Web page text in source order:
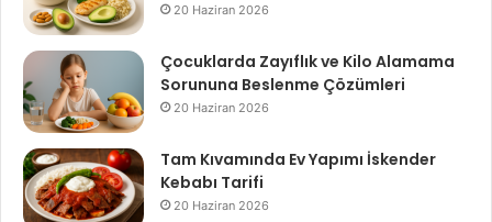
20 Haziran 2026
Çocuklarda Zayıflık ve Kilo Alamama
Sorununa Beslenme Çözümleri
20 Haziran 2026
Tam Kıvamında Ev Yapımı İskender
Kebabı Tarifi
20 Haziran 2026